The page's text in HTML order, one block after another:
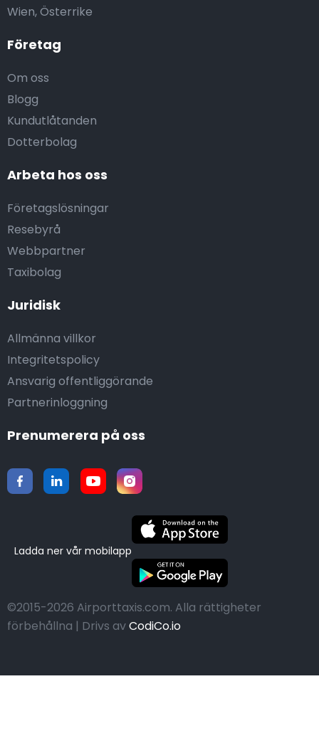
Företag
Om oss
Blogg
Kundutlåtanden
Dotterbolag
Arbeta hos oss
Företagslösningar
Resebyrå
Webbpartner
Taxibolag
Juridisk
Allmänna villkor
Integritetspolicy
Ansvarig offentliggörande
Partnerinloggning
Wien, Österrike
Prenumerera på oss
Ladda ner vår mobilapp
©2015-2026 Airporttaxis.com. Alla rättigheter
förbehållna | Drivs avCodiCo.io